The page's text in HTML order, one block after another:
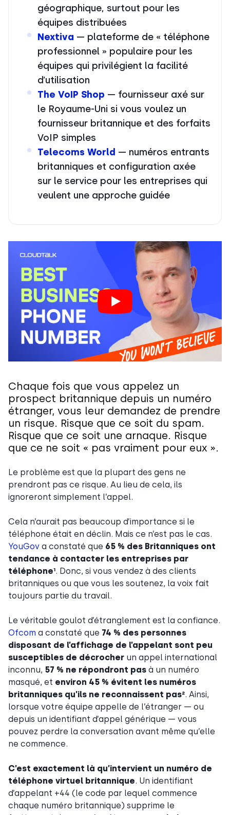
géographique, surtout pour les
équipes distribuées
Nextiva — plateforme de « téléphone
professionnel » populaire pour les
équipes qui privilégient la facilité
d’utilisation
The VoIP Shop — fournisseur axé sur
le Royaume-Uni si vous voulez un
fournisseur britannique et des forfaits
VoIP simples
Telecoms World — numéros entrants
britanniques et configuration axée
sur le service pour les entreprises qui
veulent une approche guidée
Chaque fois que vous appelez un
prospect britannique depuis un numéro
étranger, vous leur demandez de prendre
un risque. Risque que ce soit du spam.
Risque que ce soit une arnaque. Risque
que ce ne soit « pas vraiment pour eux ».
Le problème est que la plupart des gens ne
prendront pas ce risque. Au lieu de cela, ils
ignoreront simplement l’appel.
Cela n’aurait pas beaucoup d’importance si le
téléphone était en déclin. Mais ce n’est pas le cas.
YouGov a constaté que 65 % des Britanniques ont
tendance à contacter les entreprises par
téléphone¹. Donc, si vous vendez à des clients
britanniques ou que vous les soutenez, la voix fait
toujours partie du travail.
Le véritable goulot d’étranglement est la confiance.
Ofcom a constaté que 74 % des personnes
disposant de l’affichage de l’appelant sont peu
susceptibles de décrocher un appel international
inconnu, 57 % ne répondront pas à un numéro
masqué, et environ 45 % évitent les numéros
britanniques qu’ils ne reconnaissent pas². Ainsi,
lorsque votre équipe appelle de l’étranger — ou
depuis un identifiant d’appel générique — vous
pouvez perdre la conversation avant même qu’elle
ne commence.
C’est exactement là qu’intervient un numéro de
téléphone virtuel britannique. Un identifiant
d’appelant +44 (le code par lequel commence
chaque numéro britannique) supprime le